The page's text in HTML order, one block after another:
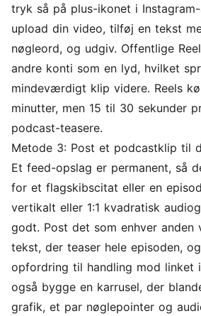
tryk så på plus-ikonet i
upload din video, tilføj en tekst
nøgleord, og udgiv. Offentlige
andre konti som en lyd, hvilket
mindeværdigt klip videre. Reels
minutter, men 15 til 30 sekunder
podcast-teasere.
Metode 3: Post et podcastklip til
Et feed-opslag er permanent, så
for et flagskibscitat eller en
vertikalt eller 1:1 kvadratisk
godt. Post det som enhver anden
tekst, der teaser hele episoden,
opfordring til handling mod linket
også bygge en karrusel, der
grafik, et par nøglepointer og